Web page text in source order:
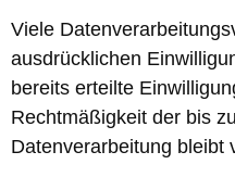
Viele
ausdrücklichen
bereits erteilte
Rechtmäßigkeit der bis
Datenverarbeitung bleibt